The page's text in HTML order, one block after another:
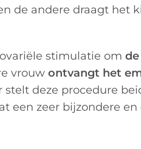
de andere draagt het
stimulatie om
vrouw ontvangt het
stelt deze procedure
een zeer bijzondere